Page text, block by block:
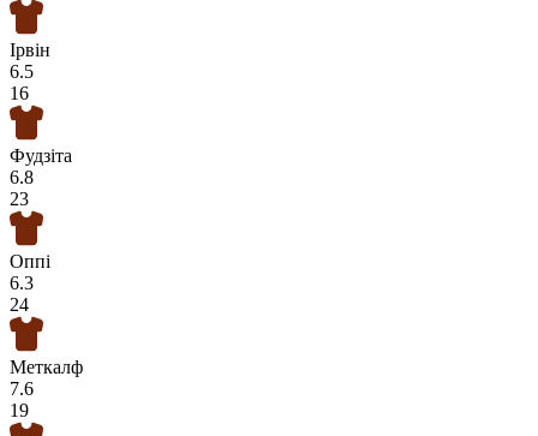
Ірвін
6.5
16
Фудзіта
6.8
23
Оппі
6.3
24
Меткалф
7.6
19